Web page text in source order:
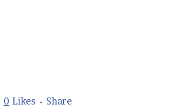
0 Likes Share